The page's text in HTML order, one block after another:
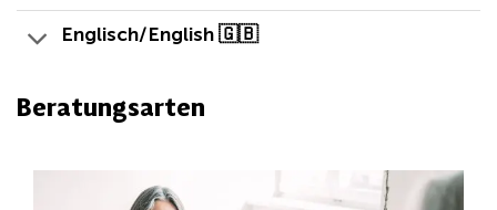
Englisch/English 🇬🇧
Beratungsarten